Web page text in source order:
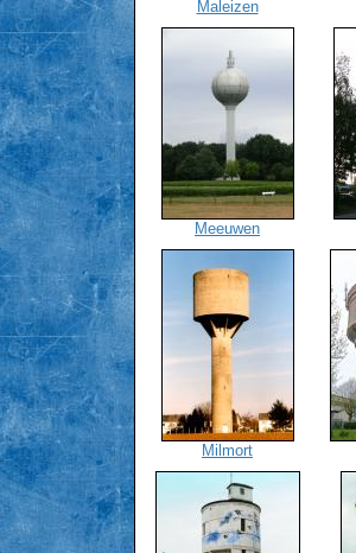
Maleizen
Meeuwen
Milmort